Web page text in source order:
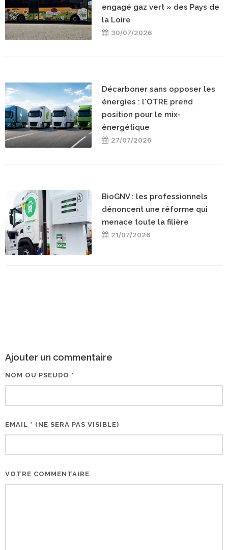
engagé gaz vert » des Pays de
la Loire
30/07/2026
Décarboner sans opposer les
énergies : l'OTRE prend
position pour le mix-
énergétique
27/07/2026
BioGNV : les professionnels
dénoncent une réforme qui
menace toute la filière
21/07/2026
Ajouter un commentaire
NOM OU PSEUDO *
EMAIL * (NE SERA PAS VISIBLE)
VOTRE COMMENTAIRE